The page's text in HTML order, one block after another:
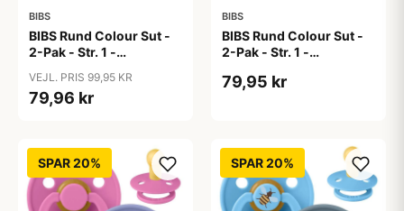
BIBS
BIBS Rund Colour Sut -
2-Pak - Str. 1 -
Studio - Sand Mix
VEJL. PRIS 99,95 KR
79,96 kr
BIBS
BIBS Rund Colour Sut -
2-Pak - Str. 1 -
Blossom/Candy Apple
79,95 kr
SPAR 20% SPAR 20%